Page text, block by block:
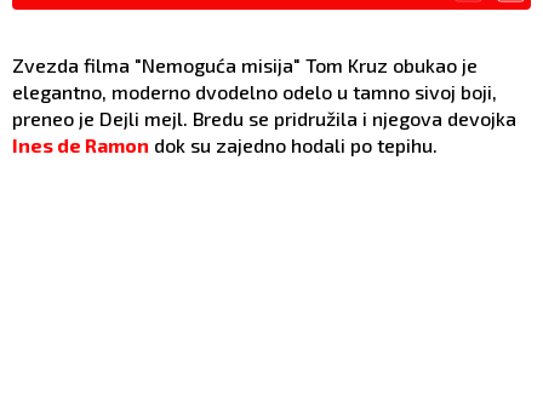
Zvezda filma "Nemoguća misija" Tom Kruz obukao je
elegantno, moderno dvodelno odelo u tamno sivoj boji,
preneo je Dejli mejl. Bredu se pridružila i njegova devojka
Ines de Ramon dok su zajedno hodali po tepihu.